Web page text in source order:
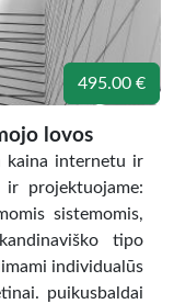
495.00 €
lovos
kaina internetu ir
ir projektuojame:
sistemomis,
tipo
individualūs
puikusbaldai